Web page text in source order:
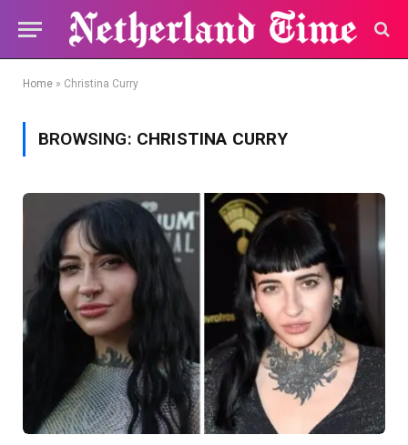
Home » Christina Curry
BROWSING: CHRISTINA CURRY